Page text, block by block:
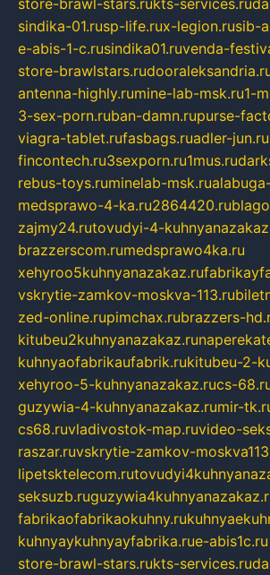
sindika-01.rusp-life.rux-legion.rusib-
e-abis-1-c.rusindika01.ruvenda-
store-brawlstars.ru
antenna-highly.rumine-lab-msk.ru1-
3-sex-porn.ruban-damn.rupurse-
viagra-tablet.rufasbags.ruadler-jun.ru
fincontech.ru3sexporn.ru1mus.ru
rebus-toys.ruminelab-msk.ru
medsprawo-4-ka.ru2864420.ru
zajmy24.rutovudyi-4-
brazzerscom.rumedsprawo4ka.ru
xehyroo5kuhnyanazakaz.ru
vskrytie-zamkov-moskva-113.ru
zed-online.rupimchax.rubrazzers-
kitubeu2kuhnyanazakaz.ru
kuhnyaofabrikaufabrik.rukitubeu-2-
xehyroo-5-kuhnyanazakaz.rucs-
guzywia-4-kuhnyanazakaz.rumir-
cs68.ruvladivostok-map.ruvideo-
raszar.ruvskrytie-zamkov-
lipetsktelecom.ru
seksuzb.ru
fabrikaofabrikaokuhny.ru
kuhnyaykuhnyayfabrika.rue-abis1c.ru
store-brawl-stars.rukts-services.ru